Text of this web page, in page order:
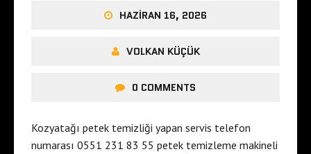
HAZIRAN 16, 2026
VOLKAN KÜÇÜK
0 COMMENTS
Kozyatağı petek temizliği yapan servis telefon
numarası 0551 231 83 55 petek temizleme makineli